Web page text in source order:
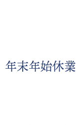
年末年始休